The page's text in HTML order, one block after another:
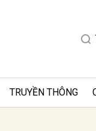
TRUYỀN THÔNG